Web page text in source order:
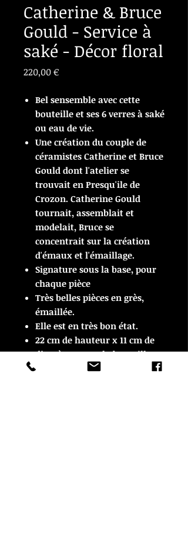
Catherine & Bruce
Gould - Service à
saké - Décor floral
220,00 €Prix
Bel sensemble avec cette
bouteille et ses 6 verres à saké
ou eau de vie.
Une création du couple de
céramistes Catherine et Bruce
Gould dont l'atelier se
trouvait en Presqu'ile de
Crozon. Catherine Gould
tournait, assemblait et
modelait, Bruce se
concentrait sur la création
d'émaux et l'émaillage.
Signature sous la base, pour
chaque pièce
Très belles pièces en grès,
émaillée.
Elle est en très bon état.
22 cm de hauteur x 11 cm de
diamètre, pour la bouteille.
8 cm de hauteur x 5 cm de